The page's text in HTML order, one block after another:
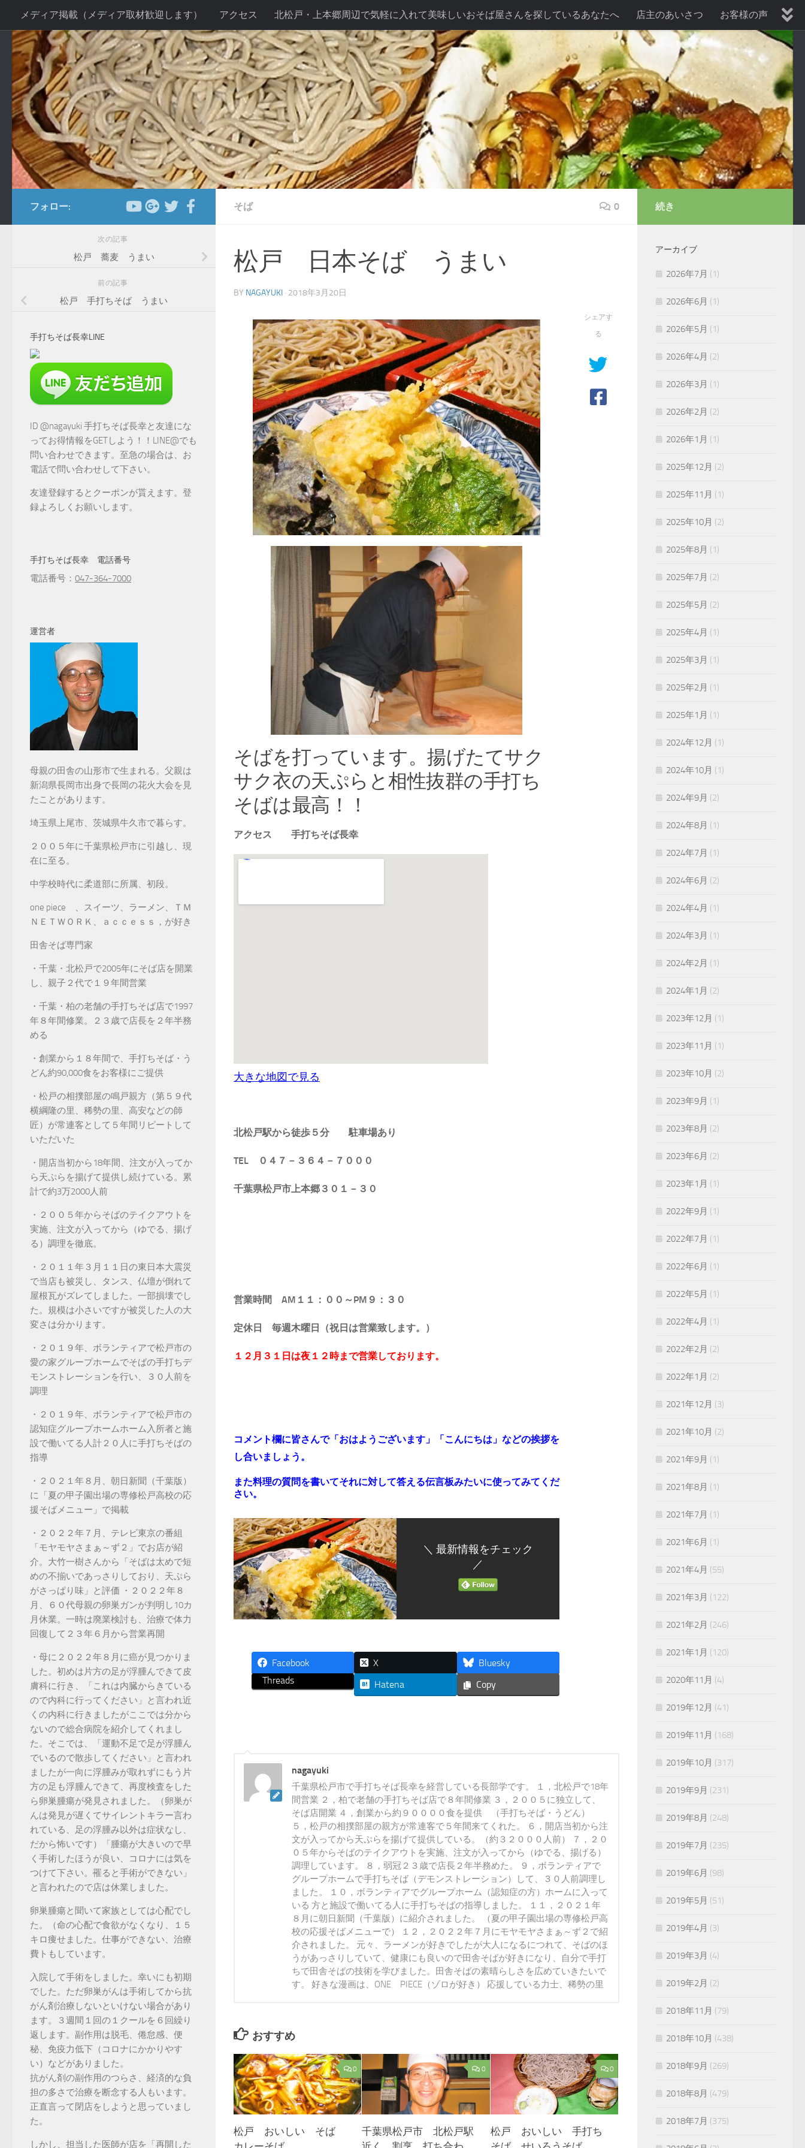
コンテンツへスキップ
メディア掲載（メディア取材歓迎します） アクセス 北松戸・上本郷周辺で気軽に入れて美味しいおそば屋さんを探しているあなたへ 店主のあいさつ お客様の声
お客様の声２ 当店の感染症対策について 手打ちそば長幸こだわり テイクアウト ドリンク 七五三プラン 暑気払い、納涼会プラン 歓送迎会プラン
送別会プラン 新年会プラン 忘年会プラン 法事プラン
そば 0
松戸 日本そば うまい
BY NAGAYUKI · 2018年3月20日
そばを打っています。揚げたてサク
サク衣の天ぷらと相性抜群の手打ち
そばは最高！！
アクセス 手打ちそば長幸
大きな地図で見る
北松戸駅から徒歩５分 駐車場あり
TEL ０４７－３６４－７０００
千葉県松戸市上本郷３０１－３０
営業時間 AM１１：００～PM９：３０
定休日 毎週木曜日（祝日は営業致します。）
１２月３１日は夜１２時まで営業しております。
コメント欄に皆さんで「おはよ うございます」「こんにちは」などの挨拶を
し合いましょう。
また料理の質問を書いてそれに対して答える伝言板みたいに使ってみてくだ
さい。
＼ 最新情報をチェック
／
Facebook X
Bluesky
Threads
Hatena Copy
シェアす
る
nagayuki
千葉県松戸市で手打ちそば長幸を経営している長部学です。 １，北松戸で18年
間営業 ２，柏で老舗の手打ちそば店で８年間修業 ３，２００５に独立して、
そば店開業 ４，創業から約９００００食を提供 （手打ちそば・うどん）
５，松戸の相撲部屋の親方が常連客で５年間来てくれた。 ６，開店当初から注
文が入ってから天ぷらを揚げて提供している。（約３２０００人前） ７，２０
０５年からそばのテイクアウトを実施、注文が入ってから（ゆでる、揚げる）
調理しています。 ８，弱冠２３歳で店長２年半務めた。 ９，ボランティアで
グループホームで手打ちそば（デモンストレーション）して、３０人前調理し
ました。 １０，ボランティアでグループホーム（認知症の方）ホームに入って
いる 方と施設で働いてる人に手打ちそばの指導しました。 １１，２０２１年
８月に朝日新聞（千葉版）に紹介されました。 （夏の甲子園出場の専修松戸高
校の応援そばメニューで） １２，２０２２年７月にモヤモヤさまぁ～ず２で紹
介されました。 元々、ラーメンが好きでしたが大人になるにつれて、そばのほ
うがあっさりしていて、健康にも良いので田舎そばが好きになり、自分で手打
ちで田舎そばの技術を学びました。田舎そばの素晴らしさを広めていきたいで
す。 好きな漫画は、ONE PIECE（ゾロが好き） 応援している力士、稀勢の里
おすすめ
0
松戸 おいしい そば
0
千葉県松戸市 北松戸駅
0
松戸 おいしい 手打ち
フォロー:
次の記事
松戸 蕎麦 うまい
前の記事
松戸 手打ちそば うまい
手打ちそば長幸LINE
ID @nagayuki 手打ちそば長幸と友達にな
ってお得情報をGETしよう！！LINE@でも
問い合わせできます。至急の場合は、お
電話で問い合わせして下さい。
友達登録するとクーポンが貰えます。登
録よろしくお願いします。
手打ちそば長幸 電話番号
電話番号： 047-364-7000
運営者
母親の田舎の山形市で生まれる。父親は
新潟県長岡市出身で長岡の花火大会を見
たことがあります。
埼玉県上尾市、茨城県牛久市で暮らす。
２００５年に千葉県松戸市に引越し、現
在に至る。
中学校時代に柔道部に所属、初段。
one piece 、スイーツ、ラーメン、ＴＭ
ＮＥＴＷＯＲＫ、ａｃｃｅｓｓ，が好き
田舎そば専門家
・千葉・北松戸で2005年にそば店を開業
し、親子２代で１９年間営業
・千葉・柏の老舗の手打ちそば店で1997
年８年間修業。２３歳で店長を２年半務
める
・創業から１８年間で、手打ちそば・う
どん約90,000食をお客様にご提供
・松戸の相撲部屋の鳴戸親方（第５９代
横綱隆の里、稀勢の里、高安などの師
匠）が常連客として５年間リピートして
いただいた
・開店当初から18年間、注文が入ってか
ら天ぷらを揚げて提供し続けている。累
計で約3万2000人前
・２００５年からそばのテイクアウトを
実施、注文が入ってから（ゆでる、揚げ
る）調理を徹底。
・２０１１年３月１１日の東日本大震災
で当店も被災し、タンス、仏壇が倒れて
屋根瓦がズレてしました。一部損壊でし
た。規模は小さいですが被災した人の大
変さは分かります。
・２０１９年、ボランティアで松戸市の
愛の家グループホームでそばの手打ちデ
モンストレーションを行い、３０人前を
調理
・２０１９年、ボランティアで松戸市の
認知症グループホームホーム入所者と施
設で働いてる人計２０人に手打ちそばの
指導
・２０２１年８月、朝日新聞（千葉版）
に「夏の甲子園出場の専修松戸高校の応
援そばメニュー」で掲載
・２０２２年７月、テレビ東京の番組
「モヤモヤさまぁ～ず２」でお店が紹
介。大竹一樹さんから「そばは太めで短
めの不揃いであっさりしており、天ぷら
がさっぱり味」と評価 ・２０２２年８
月、６０代母親の卵巣ガンが判明し10カ
月休業。一時は廃業検討も、治療で体力
回復して２３年６月から営業再開
・母に２０２２年８月に癌が見つかりま
した。初めは片方の足が浮腫んできて皮
膚科に行き、「これは内臓からきている
ので内科に行ってください」と言われ近
くの内科に行きましたがここでは分から
ないので総合病院を紹介してくれまし
た。そこでは、「運動不足で足が浮腫ん
でいるので散歩してください」と言われ
ましたが一向に浮腫みが取れずにもう片
方の足も浮腫んできて、再度検査をした
ら卵巣腫瘍が発見されました。（卵巣が
んは発見が遅くてサイレントキラー言わ
れている、足の浮腫み以外は症状なし、
だから怖いです）「腫瘍が大きいので早
く手術したほうが良い、コロナには気を
つけて下さい。罹ると手術ができない」
と言われたので店は休業しました。
卵巣腫瘍と聞いて家族としては心配でし
た。（命の心配で食欲がなくなり、１５
キロ痩せました。仕事ができない、治療
費トもしています。
入院して手術をしました。幸いにも初期
でした。ただ卵巣がんは手術してから抗
がん剤治療しないといけない場合があり
ます。３週間１回の１クールを６回繰り
返します。副作用は脱毛、倦怠感、便
秘、免疫力低下（コロナにかかりやす
い）などがありました。
抗がん剤の副作用のつらさ、経済的な負
担の多さで治療を断念する人もいます。
正直言って閉店をしようと思っていまし
た。
しかし、担当した医師が店を「再開した
続き
アーカイブ
2026年7月 (1)
2026年6月 (1)
2026年5月 (1)
2026年4月 (2)
2026年3月 (1)
2026年2月 (2)
2026年1月 (1)
2025年12月 (2)
2025年11月 (1)
2025年10月 (2)
2025年8月 (1)
2025年7月 (2)
2025年5月 (2)
2025年4月 (1)
2025年3月 (1)
2025年2月 (1)
2025年1月 (1)
2024年12月 (1)
2024年10月 (1)
2024年9月 (2)
2024年8月 (1)
2024年7月 (1)
2024年6月 (2)
2024年4月 (1)
2024年3月 (1)
2024年2月 (1)
2024年1月 (2)
2023年12月 (1)
2023年11月 (1)
2023年10月 (2)
2023年9月 (1)
2023年8月 (2)
2023年6月 (2)
2023年1月 (1)
2022年9月 (1)
2022年7月 (1)
2022年6月 (1)
2022年5月 (1)
2022年4月 (1)
2022年2月 (2)
2022年1月 (2)
2021年12月 (3)
2021年10月 (2)
2021年9月 (1)
2021年8月 (1)
2021年7月 (1)
2021年6月 (1)
2021年4月 (55)
2021年3月 (122)
2021年2月 (246)
2021年1月 (120)
2020年11月 (4)
2019年12月 (41)
2019年11月 (168)
2019年10月 (317)
2019年9月 (231)
2019年8月 (248)
2019年7月 (235)
2019年6月 (98)
2019年5月 (51)
2019年4月 (3)
2019年3月 (4)
2019年2月 (2)
2018年11月 (79)
2018年10月 (438)
2018年9月 (269)
2018年8月 (479)
2018年7月 (375)